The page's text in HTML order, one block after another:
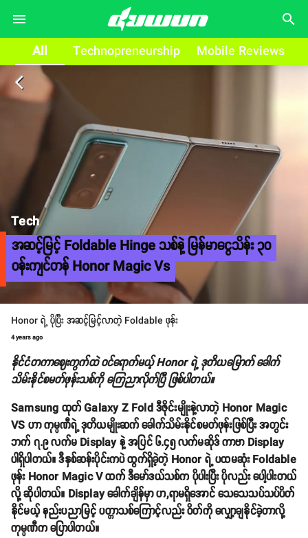
search
All Technopreneurship Mobile Reviews
arrow_back_ios
Tech
အဆင့်မြင့် Foldable Hinge သစ်နဲ့ မြန်မာငွေသိန်း ၃၀
ဝန်းကျင်တန် Honor Magic Vs
Honor ရဲ့ ပိုပြီး အဆင့်မြင့်လာတဲ့ Foldable ဖုန်း
4 years ago
နိုင်ငံတကာဈေးကွက်ထဲ ဝင်ရောက်မယ့် Honor ရဲ့ ဒုတိယမြောက် ခေါက်
သိမ်းနိုင်စမတ်ဖုန်းသစ်ကို ကြေညာလိုက်ပြီ ဖြစ်ပါတယ်။
Samsung ထုတ် Galaxy Z Fold ဒီဇိုင်းမျိုးနဲ့လာတဲ့ Honor Magic
VS ဟာ ကုမ္ပဏီရဲ့ ဒုတိယမျိုးဆက် ခေါက်သိမ်းနိုင်စမတ်ဖုန်းဖြစ်ပြီး အတွင်း
ဘက် ၇.၉ လက်မ Display နဲ့ အပြင် ၆.၄၅ လက်မဆိုဒ် ကာဗာ Display
ပါရှိပါတယ်။ ဒီနှစ်ဆန်းပိုင်းကပဲ ထွက်ရှိခဲ့တဲ့ Honor ရဲ့ ပထမဆုံး Foldable
ဖုန်း Honor Magic V ထက် ဒီမော်ဒယ်သစ်က ပိုပါးပြီး ပိုလည်း ပေါ့ပါးတယ်
လို့ ဆိုပါတယ်။ Display ခေါက်ချိန်မှာ ဟ,ရာမရှိအောင် သေသေသပ်သပ်ပိတ်
နိုင်မယ့် နည်းပညာမြင့် ပတ္တာသစ်ကြောင့်လည်း ဝိတ်ကို လျှော့ချနိုင်ခဲ့တာလို့
ကုမ္ပဏီက ပြောပါတယ်။